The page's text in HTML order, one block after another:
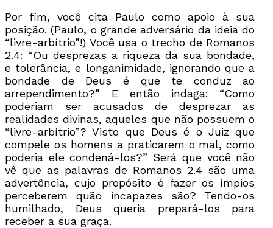
Por fim, você cita Paulo como apoio à sua
posição. (Paulo, o grande adversário da ideia do
“livre-arbítrio”!) Você usa o trecho de Romanos
2.4: “Ou desprezas a riqueza da sua bondade,
e tolerância, e longanimidade, ignorando que a
bondade de Deus é que te conduz ao
arrependimento?” E então indaga: “Como
poderiam ser acusados de desprezar as
realidades divinas, aqueles que não possuem o
“livre-arbítrio”? Visto que Deus é o Juiz que
compele os homens a praticarem o mal, como
poderia ele condená-los?” Será que você não
vê que as palavras de Romanos 2.4 são uma
advertência, cujo propósito é fazer os ímpios
perceberem quão incapazes são? Tendo-os
humilhado, Deus queria prepará-los para
receber a sua graça.